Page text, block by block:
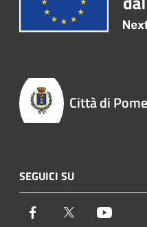
Città di
SEGUICI SU
Facebook Twitter